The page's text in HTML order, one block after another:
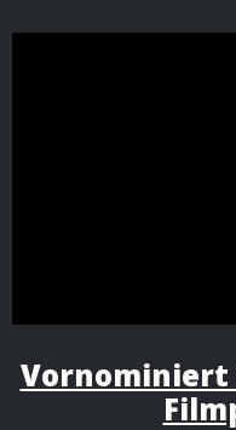
Vornominiert